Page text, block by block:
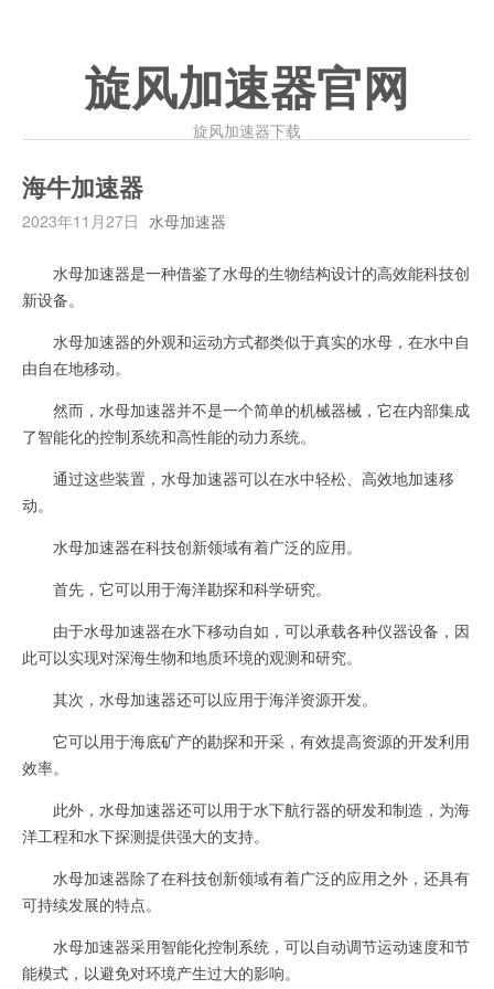
旋风加速器官网
旋风加速器下载
海牛加速器
2023年11月27日 水母加速器
水母加速器是一种借鉴了水母的生物结构设计的高效能科技创
新设备。
水母加速器的外观和运动方式都类似于真实的水母，在水中自
由自在地移动。
然而，水母加速器并不是一个简单的机械器械，它在内部集成
了智能化的控制系统和高性能的动力系统。
通过这些装置，水母加速器可以在水中轻松、高效地加速移
动。
水母加速器在科技创新领域有着广泛的应用。
首先，它可以用于海洋勘探和科学研究。
由于水母加速器在水下移动自如，可以承载各种仪器设备，因
此可以实现对深海生物和地质环境的观测和研究。
其次，水母加速器还可以应用于海洋资源开发。
它可以用于海底矿产的勘探和开采，有效提高资源的开发利用
效率。
此外，水母加速器还可以用于水下航行器的研发和制造，为海
洋工程和水下探测提供强大的支持。
水母加速器除了在科技创新领域有着广泛的应用之外，还具有
可持续发展的特点。
水母加速器采用智能化控制系统，可以自动调节运动速度和节
能模式，以避免对环境产生过大的影响。